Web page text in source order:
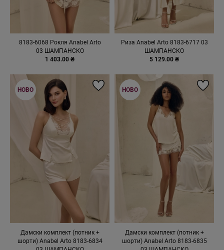
8183-6068 Рокля Anabel Arto
03 ШАМПАНСКО
1 403.00 ₴
Риза Anabel Arto 8183-6717 03
ШАМПАНСКО
5 129.00 ₴
Дамски комплект (потник +
шорти) Anabel Arto 8183-6834
НОВО
Дамски комплект (потник +
шорти) Anabel Arto 8183-6835
НОВО